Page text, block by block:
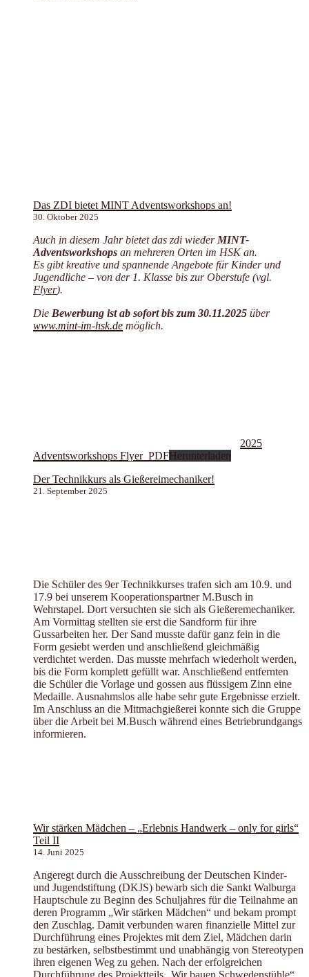
Das ZDI bietet MINT Adventsworkshops an!
30. Oktober 2025
Auch in diesem Jahr bietet das zdi wieder MINT-
Adventsworkshops an mehreren Orten im HSK an.
Es gibt kreative und spannende Angebote für Kinder und
Jugendliche – von der 1. Klasse bis zur Oberstufe (vgl.
Flyer).
Die Bewerbung ist ab sofort bis zum 30.11.2025 über
www.mint-im-hsk.de möglich.
2025
Adventsworkshops Flyer_PDFHerunterladen
Der Technikkurs als Gießereimechaniker!
21. September 2025
Die Schüler des 9er Technikkurses trafen sich am 10.9. und
17.9 bei unserem Kooperationspartner M.Busch in
Wehrstapel. Dort versuchten sie sich als Gießeremechaniker.
Am Vormittag stellten sie erst die Sandform für ihre
Gussarbeiten her. Der Sand musste dafür ganz fein in die
Form gesiebt werden und anschließend gleichmäßig
verdichtet werden. Das musste mehrfach wiederholt werden,
bis die Form komplett gefüllt war. Anschließend entfernten
die Schüler die Vorlage und gossen aus flüssigem Zinn eine
Medaille. Ausnahmslos alle habe sehr gute Ergebnisse erzielt.
Im Anschluss an die Mitmachgießerei konnte sich die Gruppe
über die Arbeit bei M.Busch während eines Betriebrundgangs
informieren.
Wir stärken Mädchen – „Erlebnis Handwerk – only for girls“
Teil II
14. Juni 2025
Angeregt durch die Ausschreibung der Deutschen Kinder-
und Jugendstiftung (DKJS) bewarb sich die Sankt Walburga
Hauptschule zu Beginn des Schuljahres für die Teilnahme an
deren Programm „Wir stärken Mädchen“ und bekam prompt
den Zuschlag. Damit verbunden waren finanzielle Mittel zur
Durchführung eines Projektes mit dem Ziel, Mädchen darin
zu bestärken, selbstbestimmt und unabhängig von Stereotypen
ihren eigenen Weg zu gehen. Nach der erfolgreichen
Durchführung des Projektteils „Wir bauen Schwedenstühle“